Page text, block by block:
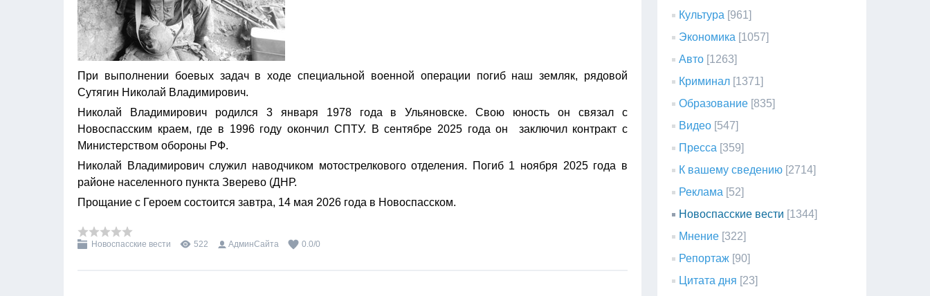
При выполнении боевых задач в ходе специальной военной операции погиб наш земляк, рядовой
Сутягин Николай Владимирович.
Николай Владимирович родился 3 января 1978 года в Ульяновске. Свою юность он связал с
Новоспасским краем, где в 1996 году окончил СПТУ. В сентябре 2025 года он заключил контракт с
Министерством обороны РФ.
Николай Владимирович служил наводчиком мотострелкового отделения. Погиб 1 ноября 2025 года в
районе населенного пункта Зверево (ДНР.
Прощание с Героем состоится завтра, 14 мая 2026 года в Новоспасском.
Новоспасские вести 522 АдминСайта 0.0/0
Культура [961]
Экономика [1057]
Авто [1263]
Криминал [1371]
Образование [835]
Видео [547]
Пресса [359]
К вашему сведению [2714]
Реклама [52]
Новоспасские вести [1344]
Мнение [322]
Репортаж [90]
Цитата дня [23]